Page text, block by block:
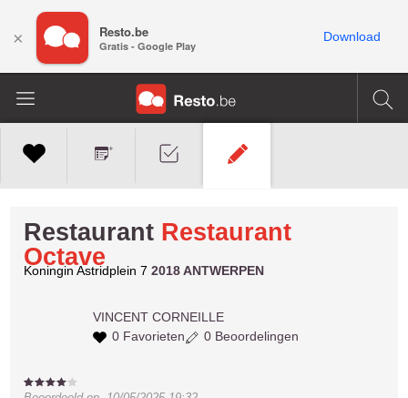
Restaurant Restaurant
Octave
Koningin Astridplein 72018 ANTWERPEN
VINCENT CORNEILLE
0 Favorieten
0 Beoordelingen
× Resto.be
Gratis - Google Play
Download